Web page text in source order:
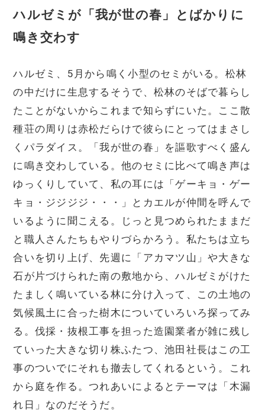
ハルゼミが「我が世の春」とばかりに
鳴き交わす
ハルゼミ、5月から鳴く小型のセミがいる。松林
の中だけに生息するそうで、松林のそばで暮らし
たことがないからこれまで知らずにいた。ここ散
種荘の周りは赤松だらけで彼らにとってはまさし
くパラダイス。「我が世の春」を謳歌すべく盛ん
に鳴き交わしている。他のセミに比べて鳴き声は
ゆっくりしていて、私の耳には「ゲーキョ・ゲー
キョ・ジジジジ・・・」とカエルが仲間を呼んで
いるように聞こえる。じっと見つめられたままだ
と職人さんたちもやりづらかろう。私たちは立ち
合いを切り上げ、先週に「アカマツ山」や大きな
石が片づけられた南の敷地から、ハルゼミがけた
たましく鳴いている林に分け入って、この土地の
気候風土に合った樹木についていろいろ探ってみ
る。伐採・抜根工事を担った造園業者が雑に残し
ていった大きな切り株ふたつ、池田社長はこの工
事のついでにそれも撤去してくれるという。これ
から庭を作る。つれあいによるとテーマは「木漏
れ日」なのだそうだ。